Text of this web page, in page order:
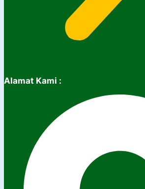
Alamat Kami :